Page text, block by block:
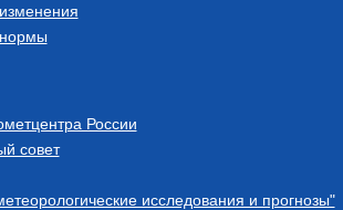
России
совет
исследования и прогнозы"